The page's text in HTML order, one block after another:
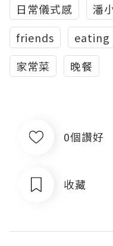
日常儀式感
潘
friends
eating
家常菜
晚餐
0個讚好
收藏